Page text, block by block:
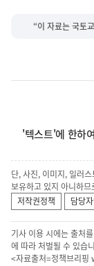
“이 자료는 국토
'텍스트'에 한하
단, 사진, 이미지, 일러
보유하고 있지 아니하
저작권정책
담당
기사 이용 시에는 출처
에 따라 처벌될 수 있습
<자료출처=정책브리핑